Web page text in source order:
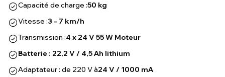
Capacité de charge :50 kg
Vitesse :3 – 7 km/h
Transmission :4 x 24 V 55 W Moteur
Batterie : 22,2 V / 4,5 Ah lithium
Adaptateur : de 220 V à24 V / 1000 mA